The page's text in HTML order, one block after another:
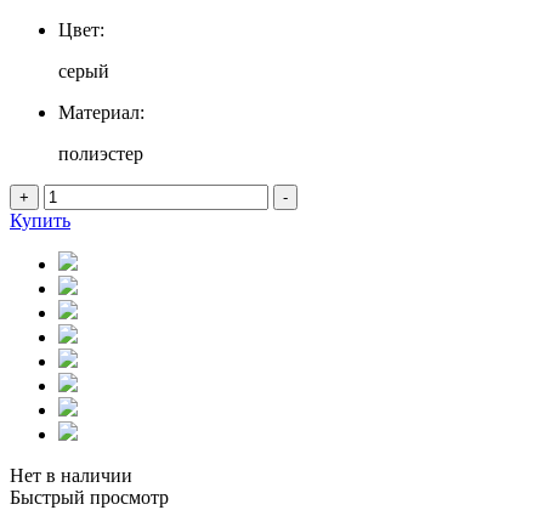
Цвет:
серый
Материал:
полиэстер
+ -
Купить
Нет в наличии
Быстрый просмотр